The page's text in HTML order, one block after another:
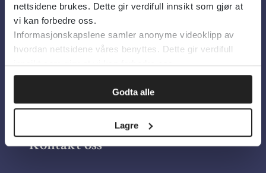
nettsidene brukes. Dette gir verdifull innsikt som gjør at
vi kan forbedre oss.
Informasjonskapslene samler anonyme videoklipp av
hvordan nettsidene våres benyttes. Dette gir verdifull
innsikt som gjør at vi kan forbedre oss.
Godta alle
Lagre
Om Helsebiblioteket
Personvern og informasjonskapsler
Tilgjengelighetserklæring
Information in English
Bilder fra Colourbox.com
Kontakt oss